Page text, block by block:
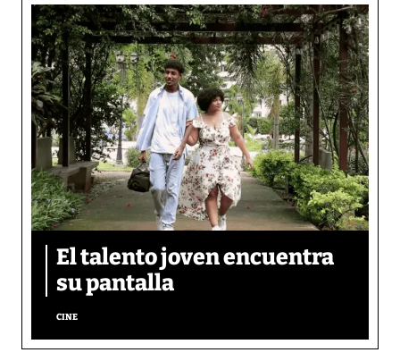
El talento joven encuentra
su pantalla​
CINE